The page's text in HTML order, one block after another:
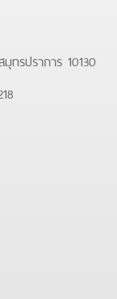
ทรปราการ 10130